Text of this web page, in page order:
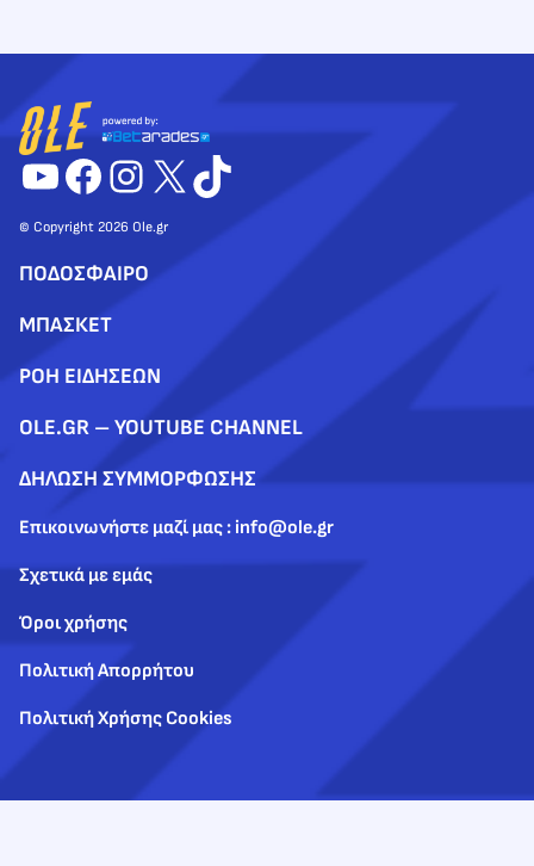
YouTube
Facebook
Instagram
X TikTok
© Copyright 2026 Ole.gr
ΠΟΔΟΣΦΑΙΡΟ
ΜΠΑΣΚΕΤ
ΡΟΗ ΕΙΔΗΣΕΩΝ
OLE.GR – YOUTUBE CHANNEL
ΔΗΛΩΣΗ ΣΥΜΜΟΡΦΩΣΗΣ
Επικοινωνήστε μαζί μας : info@ole.gr
Σχετικά με εμάς
Όροι χρήσης
Πολιτική Απορρήτου
Πολιτική Χρήσης Cookies